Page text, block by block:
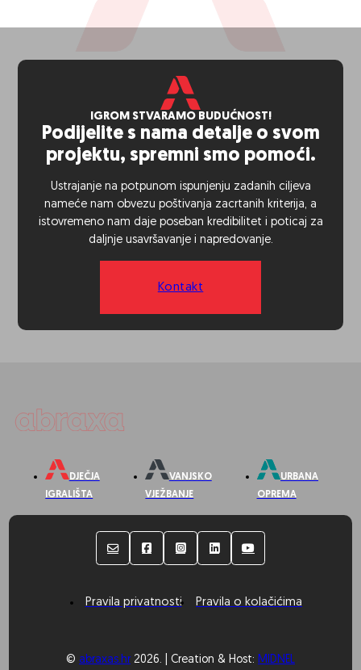
IGROM STVARAMO BUDUĆNOST!
Podijelite s nama detalje o svom
projektu, spremni smo pomoći.
Ustrajanje na potpunom ispunjenju zadanih ciljeva
nameće nam obvezu poštivanja zacrtanih kriterija, a
istovremeno nam daje poseban kredibilitet i poticaj za
daljnje usavršavanje i napredovanje.
Kontakt
DJEČJA
IGRALIŠTA
VANJSKO
VJEŽBANJE
URBANA
OPREMA
Pravila privatnosti Pravila o kolačićima
© abraxas.hr2026. | Creation & Host: MIDNEL